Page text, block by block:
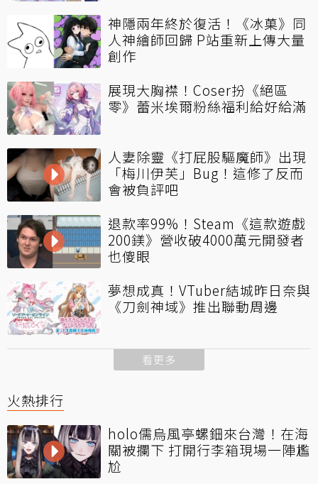
神隱兩年終於復活！《冰菓》同
人神繪師回歸 P站重新上傳大量
創作
展現大胸襟！Coser扮《絕區
零》蕾米埃爾粉絲福利給好給滿
人妻除靈《打屁股驅魔師》出現
「梅川伊芙」Bug！這修了反而
會被負評吧
退款率99%！Steam《這款遊戲
200鎂》營收破4000萬元開發者
也傻眼
夢想成真！VTuber結城昨日奈與
《刀劍神域》推出聯動周邊
看更多
火熱排行
holo儒烏風亭螺鈿來台灣！在海
關被攔下 打開行李箱現場一陣尷
尬